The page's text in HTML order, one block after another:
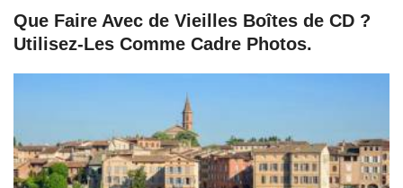
Que Faire Avec de Vieilles Boîtes de CD ?
Utilisez-Les Comme Cadre Photos.